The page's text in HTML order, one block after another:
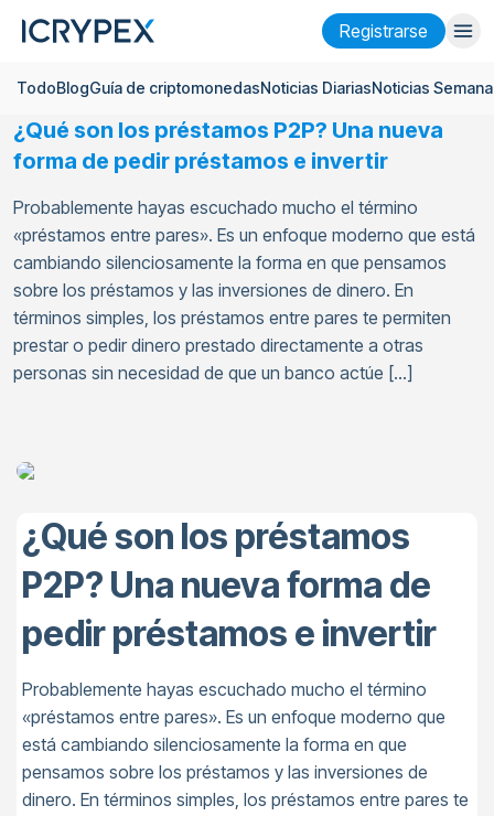
Registrarse
Iniciar sesión Registrarse
Finanzas
Empresa
Investigación
Ayuda
Futurosx50
TodoBlogGuía de criptomonedasNoticias DiariasNoticias
¿Qué son los préstamos P2P? Una nueva
forma de pedir préstamos e invertir
Probablemente hayas escuchado mucho el término
«préstamos entre pares». Es un enfoque moderno que está
cambiando silenciosamente la forma en que pensamos
sobre los préstamos y las inversiones de dinero. En
términos simples, los préstamos entre pares te permiten
prestar o pedir dinero prestado directamente a otras
personas sin necesidad de que un banco actúe […]
¿Qué son los préstamos
P2P? Una nueva forma de
pedir préstamos e invertir
Probablemente hayas escuchado mucho el término
«préstamos entre pares». Es un enfoque moderno que
está cambiando silenciosamente la forma en que
pensamos sobre los préstamos y las inversiones de
dinero. En términos simples, los préstamos entre pares te